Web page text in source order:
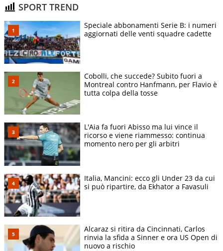
SPORT TREND
Speciale abbonamenti Serie B: i numeri
aggiornati delle venti squadre cadette
Cobolli, che succede? Subito fuori a
Montreal contro Hanfmann, per Flavio è
tutta colpa della tosse
L'Aia fa fuori Abisso ma lui vince il
ricorso e viene riammesso: continua
momento nero per gli arbitri
Italia, Mancini: ecco gli Under 23 da cui
si può ripartire, da Ekhator a Favasuli
Alcaraz si ritira da Cincinnati, Carlos
rinvia la sfida a Sinner e ora US Open di
nuovo a rischio